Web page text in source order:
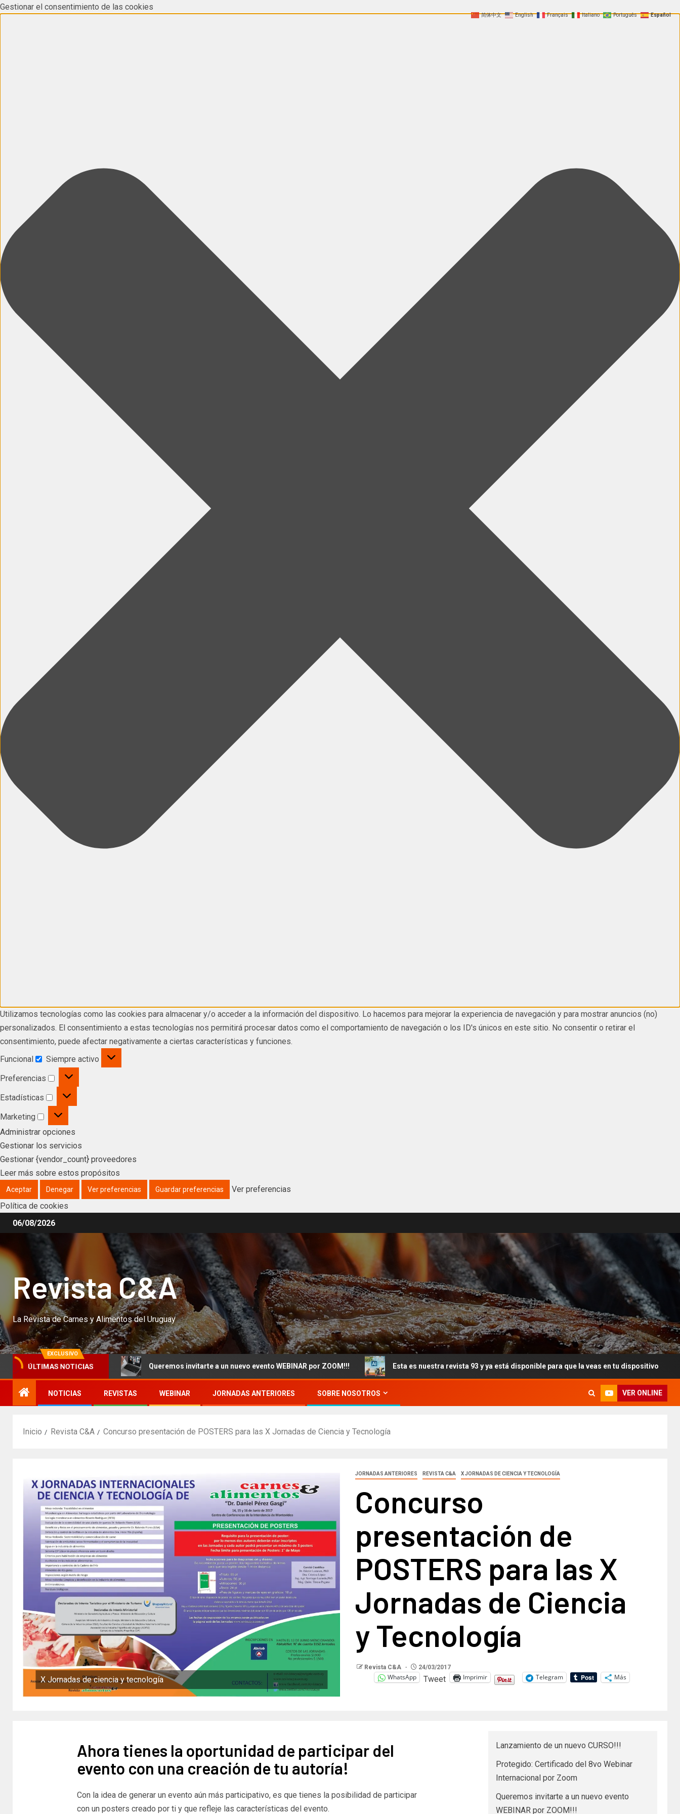
Gestionar el consentimiento de las cookies
Utilizamos tecnologías como las cookies para almacenar y/o acceder a la información del dispositivo. Lo hacemos para mejorar la experiencia de navegación y para mostrar anuncios (no)
personalizados. El consentimiento a estas tecnologías nos permitirá procesar datos como el comportamiento de navegación o los ID's únicos en este sitio. No consentir o retirar el
consentimiento, puede afectar negativamente a ciertas características y funciones.
Funcional
Siempre activo
Preferencias
Estadísticas
Marketing
Administrar opciones
Gestionar los servicios
Gestionar {vendor_count} proveedores
Leer más sobre estos propósitos
Aceptar Denegar Ver preferencias Guardar preferencias
Ver preferencias
Política de cookies
06/08/2026
Revista C&A
La Revista de Carnes y Alimentos del Uruguay
EXCLUSIVO
ÚLTIMAS NOTICIAS
por Zoom Queremos invitarte a un nuevo evento WEBINAR por ZOOM!!! Esta es nuestra revista 93 y ya está disponible para que la veas en tu dispositivo
NOTICIAS REVISTAS WEBINAR JORNADAS ANTERIORES SOBRE NOSOTROS VER ONLINE
Inicio Revista C&A Concurso presentación de POSTERS para las X Jornadas de Ciencia y Tecnología
X Jornadas de ciencia y tecnología
JORNADAS ANTERIORES REVISTA C&A X JORNADAS DE CIENCIA Y TECNOLOGÍA
Concurso
presentación de
POSTERS para las X
Jornadas de Ciencia
y Tecnología
Revista C&A 24/03/2017
WhatsApp Tweet Imprimir Telegram Más
Ahora tienes la oportunidad de participar del
evento con una creación de tu autoría!
Con la idea de generar un evento aún más participativo, es que tienes la posibilidad de participar
con un posters creado por ti y que refleje las características del evento.
Lanzamiento de un nuevo CURSO!!!
Protegido: Certificado del 8vo Webinar
Internacional por Zoom
Queremos invitarte a un nuevo evento
WEBINAR por ZOOM!!!
简体中文 English Français Italiano Português Español